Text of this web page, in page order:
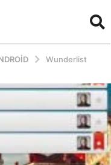
Wunderlist